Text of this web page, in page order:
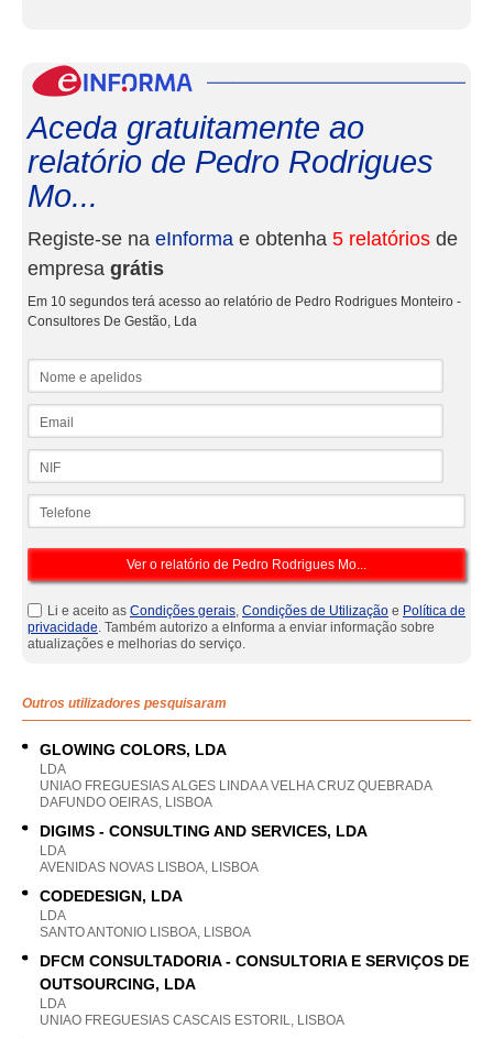
Aceda gratuitamente ao
relatório de Pedro Rodrigues
Mo...
Registe-se na eInforma e obtenha 5 relatórios de
empresa grátis
Em 10 segundos terá acesso ao relatório de Pedro Rodrigues Monteiro -
Consultores De Gestão, Lda
Li e aceito as Condições gerais, Condições de Utilização e Política de
privacidade. Também autorizo a eInforma a enviar informação sobre
atualizações e melhorias do serviço.
Outros utilizadores pesquisaram
GLOWING COLORS, LDA
LDA
UNIAO FREGUESIAS ALGES LINDA A VELHA CRUZ QUEBRADA
DAFUNDO OEIRAS, LISBOA
DIGIMS - CONSULTING AND SERVICES, LDA
LDA
AVENIDAS NOVAS LISBOA, LISBOA
CODEDESIGN, LDA
LDA
SANTO ANTONIO LISBOA, LISBOA
DFCM CONSULTADORIA - CONSULTORIA E SERVIÇOS DE
OUTSOURCING, LDA
LDA
UNIAO FREGUESIAS CASCAIS ESTORIL, LISBOA